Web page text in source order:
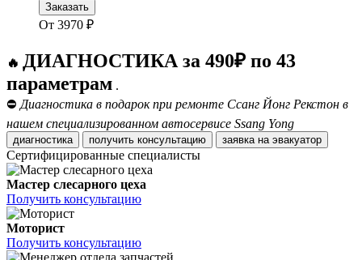
Заказать
От 3970 ₽
🔥 ДИАГНОСТИКА за 490₽ по 43
параметрам .
⛔ Диагностика в подарок при ремонте Ссанг Йонг Рекстон в
нашем специализированном автосервисе Ssang Yong
диагностика получить консультацию заявка на эвакуатор
Сертифицированные специалисты
Мастер слесарного цеха
Получить консультацию
Моторист
Получить консультацию